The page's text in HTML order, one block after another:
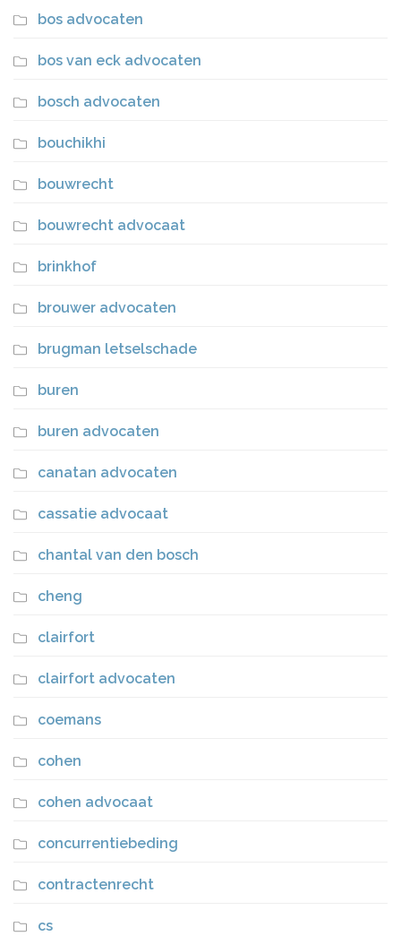
bos advocaten
bos van eck advocaten
bosch advocaten
bouchikhi
bouwrecht
bouwrecht advocaat
brinkhof
brouwer advocaten
brugman letselschade
buren
buren advocaten
canatan advocaten
cassatie advocaat
chantal van den bosch
cheng
clairfort
clairfort advocaten
coemans
cohen
cohen advocaat
concurrentiebeding
contractenrecht
cs